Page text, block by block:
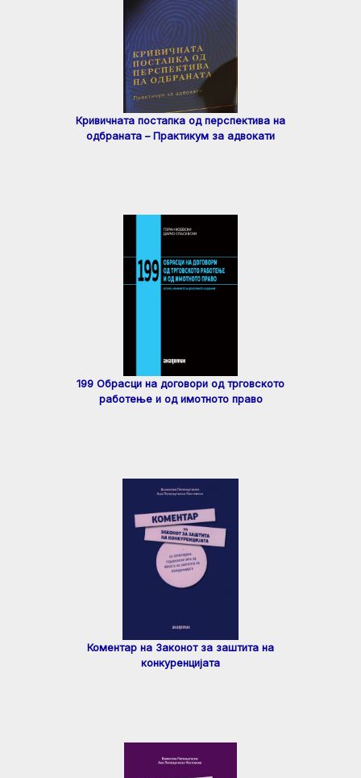
Кривичната постапка од перспектива на
одбраната – Практикум за адвокати
199 Обрасци на договори од трговското
работење и од имотното право
Коментар на Законот за заштита на
конкуренцијата